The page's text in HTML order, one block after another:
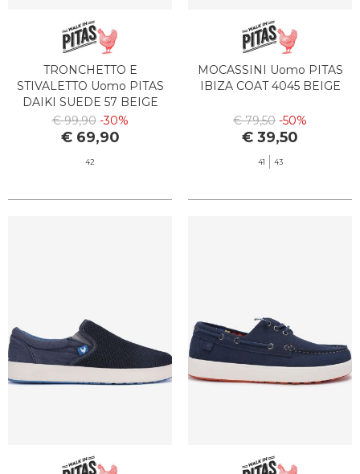
TRONCHETTO E
STIVALETTO Uomo PITAS
DAIKI SUEDE 57 BEIGE
€ 99,90 -30%
€ 69,90
42
MOCASSINI Uomo PITAS
IBIZA COAT 4045 BEIGE
€ 79,50 -50%
€ 39,50
41 43